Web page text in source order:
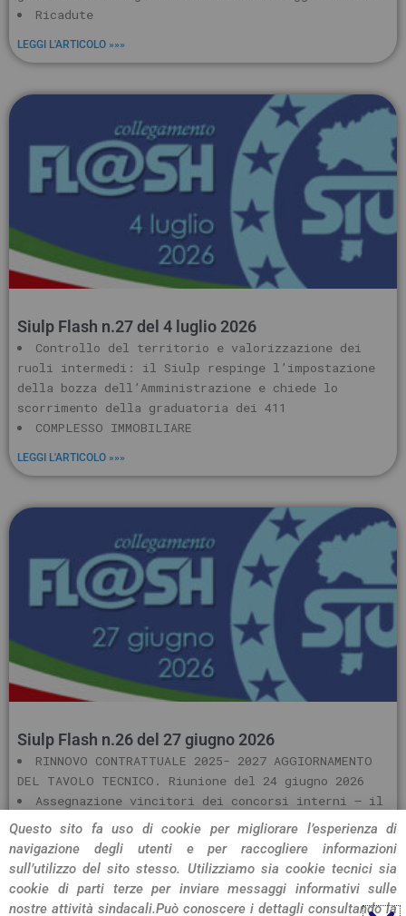
Ricadute
LEGGI L'ARTICOLO »»»
Siulp Flash n.27 del 4 luglio 2026
Controllo del territorio e valorizzazione dei
ruoli intermedi: il Siulp respinge l’impostazione
della bozza dell’Amministrazione e chiede lo
scorrimento della graduatoria dei 411
COMPLESSO IMMOBILIARE
LEGGI L'ARTICOLO »»»
Siulp Flash n.26 del 27 giugno 2026
RINNOVO CONTRATTUALE 2025- 2027 AGGIORNAMENTO
DEL TAVOLO TECNICO. Riunione del 24 giugno 2026
Assegnazione vincitori dei concorsi interni – il
Siulp chiede maggiore trasparenza
Proroga
LEGGI L'ARTICOLO »»»
Questo sito fa uso di cookie per migliorare l’esperienza di
navigazione degli utenti e per raccogliere informazioni
sull’utilizzo del sito stesso. Utilizziamo sia cookie tecnici sia
cookie di parti terze per inviare messaggi informativi sulle
nostre attività sindacali.Può conoscere i dettagli consultando la